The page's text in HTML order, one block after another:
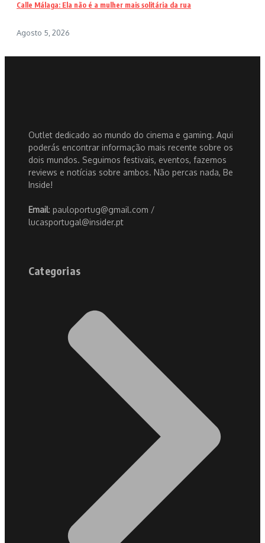
Calle Málaga: Ela não é a mulher mais solitária da rua
Agosto 5, 2026
Outlet dedicado ao mundo do cinema e gaming. Aqui
poderás encontrar informação mais recente sobre os
dois mundos. Seguimos festivais, eventos, fazemos
reviews e notícias sobre ambos. Não percas nada, Be
Inside!
Email: pauloportug@gmail.com /
lucasportugal@insider.pt
Categorias